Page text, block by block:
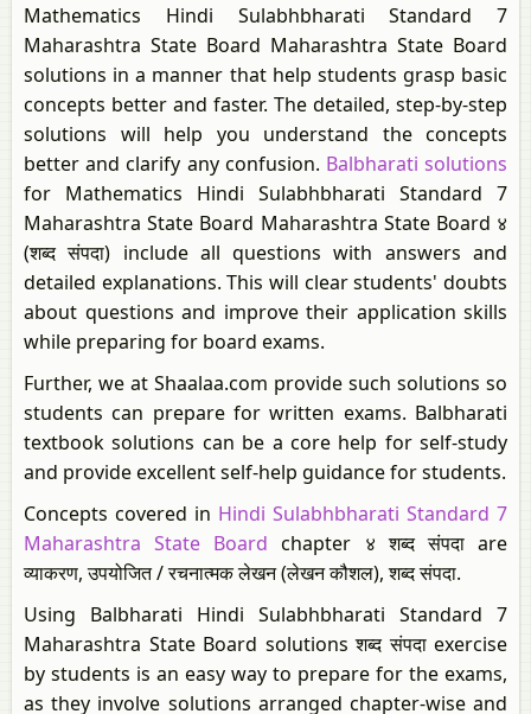
Mathematics Hindi Sulabhbharati Standard 7
Maharashtra State Board Maharashtra State Board
solutions in a manner that help students grasp basic
concepts better and faster. The detailed, step-by-step
solutions will help you understand the concepts
better and clarify any confusion. Balbharati solutions
for Mathematics Hindi Sulabhbharati Standard 7
Maharashtra State Board Maharashtra State Board ४
(शब्द संपदा) include all questions with answers and
detailed explanations. This will clear students' doubts
about questions and improve their application skills
while preparing for board exams.
Further, we at Shaalaa.com provide such solutions so
students can prepare for written exams. Balbharati
textbook solutions can be a core help for self-study
and provide excellent self-help guidance for students.
Concepts covered in Hindi Sulabhbharati Standard 7
Maharashtra State Board chapter ४ शब्द संपदा are
व्याकरण, उपयोजित / रचनात्मक लेखन (लेखन कौशल), शब्‍द संपदा.
Using Balbharati Hindi Sulabhbharati Standard 7
Maharashtra State Board solutions शब्द संपदा exercise
by students is an easy way to prepare for the exams,
as they involve solutions arranged chapter-wise and